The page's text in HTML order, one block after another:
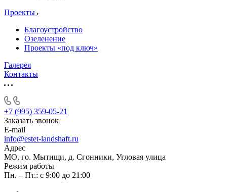
Проекты
Благоустройство
Озеленение
Проекты «под ключ»
Галерея
Контакты
+7 (995) 359-05-21
Заказать звонок
E-mail
info@estet-landshaft.ru
Адрес
МО, го. Мытищи, д. Сгонники, Угловая улица
Режим работы
Пн. – Пт.: с 9:00 до 21:00